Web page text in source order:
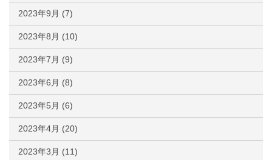
2023年9月 (7)
2023年8月 (10)
2023年7月 (9)
2023年6月 (8)
2023年5月 (6)
2023年4月 (20)
2023年3月 (11)